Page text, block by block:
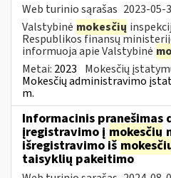
Web turinio sąrašas 2023-05-
Valstybinė mokesčių
Respublikos finansų
informuoja apie Valstybinė
Metai: 2023 Mokesčių
Mokesčių administravimo
m.
Informacinis pranešimas
įregistravimo į mokesčių
išregistravimo iš
taisyklių pakeitimo